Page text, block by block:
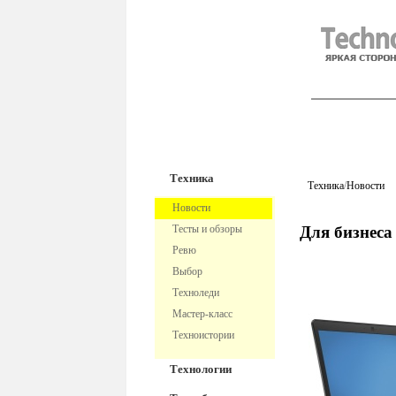
Техника
Новости
Тесты и обзоры
Ревю
Выбор
Техноледи
Мастер-класс
Техноистории
Технологии
Техника/Новости
Для